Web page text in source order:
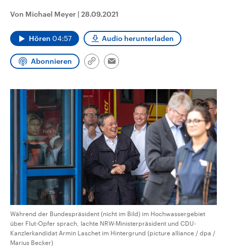
Von Michael Meyer | 28.09.2021
Hören 04:57 Audio herunterladen
Abonnieren
Link
Email
Während der Bundespräsident (nicht im Bild) im Hochwassergebiet
über Flut-Opfer sprach, lachte NRW-Ministerpräsident und CDU-
Kanzlerkandidat Armin Laschet im Hintergrund (picture alliance / dpa /
Marius Becker)